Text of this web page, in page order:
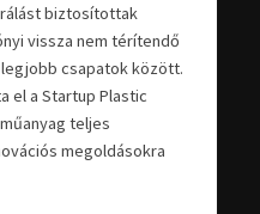
biztosítottak
vissza nem térítendő
csapatok között.
el a Startup Plastic
teljes
megoldásokra